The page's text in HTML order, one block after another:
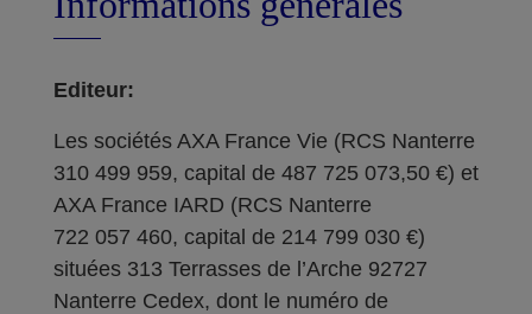
Editeur:
Les sociétés AXA France Vie (RCS Nanterre
310 499 959, capital de 487 725 073,50 €) et
AXA France IARD (RCS Nanterre
722 057 460, capital de 214 799 030 €)
situées 313 Terrasses de l’Arche 92727
Nanterre Cedex, dont le numéro de